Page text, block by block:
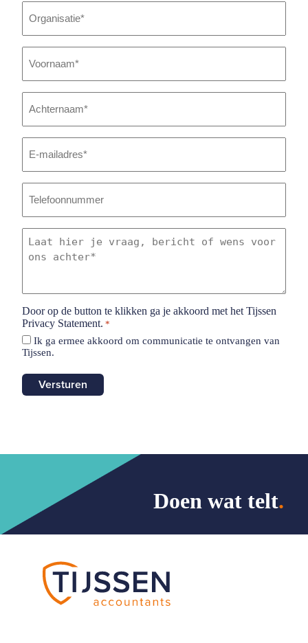
mailadres
hier
je
of
wens
voor
achter
*
Door op de button te klikken ga je akkoord met het Tijssen
Privacy Statement. *
Ik ga ermee akkoord om communicatie te ontvangen van
Tijssen.
Doen wat telt.